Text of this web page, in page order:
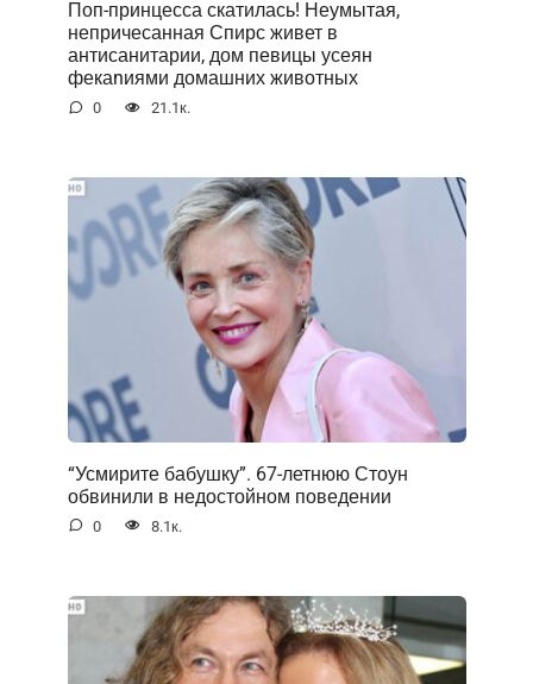
Поп-принцесса скатилась! Неумытая,
непричесанная Спирс живет в
антисанитарии, дом певицы усеян
фекаnиями домашних животных
0 21.1к.
“Усмирите бабушку”. 67-летнюю Стоун
обвинили в недостойном поведении
0 8.1к.